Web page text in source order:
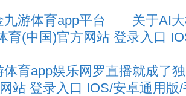
九游体育app平台 关于AI大
育(中国)官方网站 登录入口
体育app娱乐网罗直播就成了
站 登录入口 IOS/安卓通用版